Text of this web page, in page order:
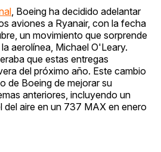
, Boeing ha decidido adelantar
aviones a Ryanair, con la fecha
un movimiento que sorprende
aerolínea, Michael O'Leary.
que estas entregas
del próximo año. Este cambio
de Boeing de mejorar su
anteriores, incluyendo un
del aire en un 737 MAX en enero